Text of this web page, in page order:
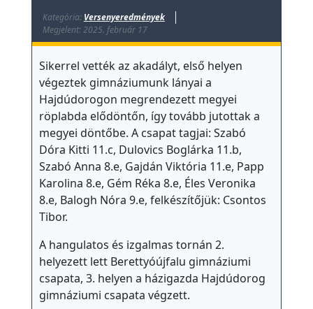
Kategória: Versenyeredmények
Megjelent: 2025. február 17
Sikerrel vették az akadályt, első helyen
végeztek gimnáziumunk lányai a
Hajdúdorogon megrendezett megyei
röplabda elődöntőn, így tovább jutottak a
megyei döntőbe. A csapat tagjai: Szabó
Dóra Kitti 11.c, Dulovics Boglárka 11.b,
Szabó Anna 8.e, Gajdán Viktória 11.e, Papp
Karolina 8.e, Gém Réka 8.e, Éles Veronika
8.e, Balogh Nóra 9.e, felkészítőjük: Csontos
Tibor.
A hangulatos és izgalmas tornán 2.
helyezett lett Berettyóújfalu gimnáziumi
csapata, 3. helyen a házigazda Hajdúdorog
gimnáziumi csapata végzett.